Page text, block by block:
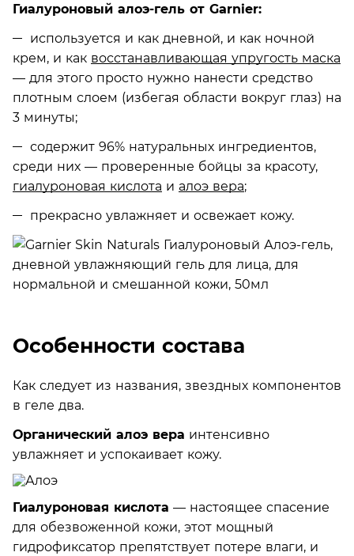
Гиалуроновый алоэ-гель от Garnier:
используется и как дневной, и как ночной
крем, и как восстанавливающая упругость маска
— для этого просто нужно нанести средство
плотным слоем (избегая области вокруг глаз) на
3 минуты;
содержит 96% натуральных ингредиентов,
среди них — проверенные бойцы за красоту,
гиалуроновая кислота и алоэ вера;
прекрасно увлажняет и освежает кожу.
Особенности состава
Как следует из названия, звездных компонентов
в геле два.
Органический алоэ вера интенсивно
увлажняет и успокаивает кожу.
Гиалуроновая кислота — настоящее спасение
для обезвоженной кожи, этот мощный
гидрофиксатор препятствует потере влаги, и